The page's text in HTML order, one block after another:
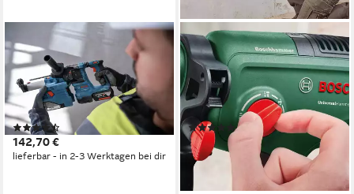
Akku-Kombibohrhammer GBH
18V-22, 18 V, max. 1050
U/min, Bohrhammer mit SDS
plus Ohne Akku - im Karton
(2)
142,70 €
lieferbar - in 2-3 Werktagen bei dir
BOSCH HOME & GARDEN
Akku-Kombibohrhammer
UniversalHammer 18V, max.
2000 U/min, ohne Akku und
Ladegerät
(14)
109,00 € UVP 143,99 €
-24%
lieferbar - in 1-2 Werktagen bei dir